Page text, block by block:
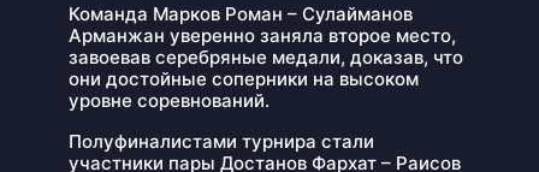
Команда Марков Роман – Сулайманов
Арманжан уверенно заняла второе место,
завоевав серебряные медали, доказав, что
они достойные соперники на высоком
уровне соревнований.
Полуфиналистами турнира стали
участники пары Достанов Фархат – Раисов